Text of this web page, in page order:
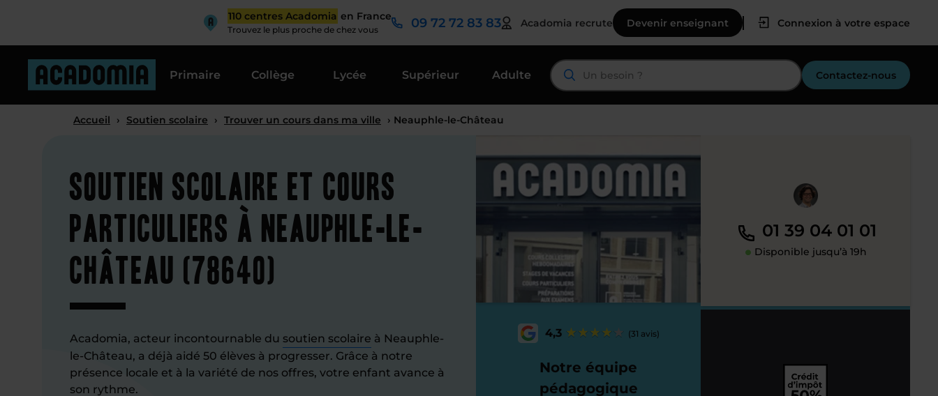
110 centres Acadomia en France
Trouvez le plus proche de chez vous 09 72 72 83 83 Acadomia recrute Devenir enseignant Connexion à votre espace
Primaire Collège Lycée Supérieur Adulte Contactez-nous
Accueil › Soutien scolaire › Trouver un cours dans ma ville › Neauphle-le-Château
Soutien scolaire et cours
particuliers à Neauphle-le-
Château (78640)
Acadomia, acteur incontournable du soutien scolaire à Neauphle-
le-Château, a déjà aidé 50 élèves à progresser. Grâce à notre
présence locale et à la variété de nos offres, votre enfant avance à
son rythme.
4,3 (31 avis)
Notre équipe
pédagogique
01 39 04 01 01
Disponible jusqu’à 19h